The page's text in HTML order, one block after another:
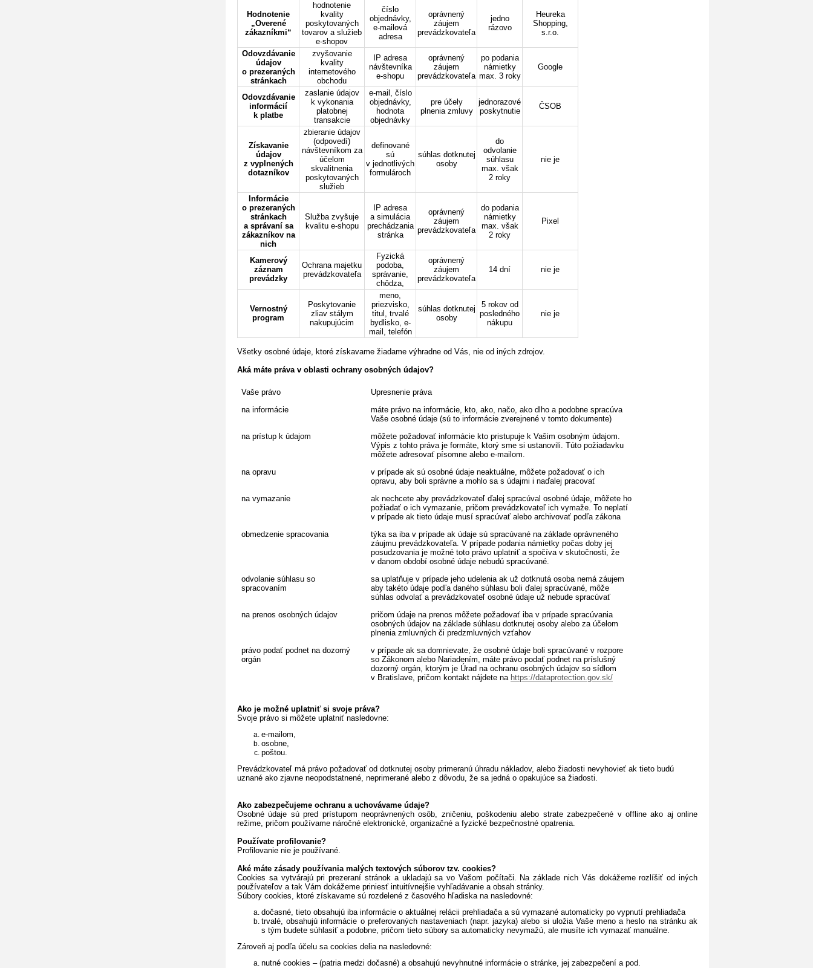
Hodnotenie
„Overené
zákazníkmi“
hodnotenie
kvality
poskytovaných
tovarov a služieb
e-shopov
číslo
objednávky,
e-mailová
adresa
oprávnený
záujem
prevádzkovateľa
jedno
rázovo
Heureka
Shopping,
s.r.o.
Odovzdávanie
údajov
o prezeraných
stránkach
zvyšovanie
kvality
internetového
obchodu
IP adresa
návštevníka
e-shopu
oprávnený
záujem
prevádzkovateľa
po podania
námietky
max. 3 roky
Google
Odovzdávanie
informácií
k platbe
zaslanie údajov
k vykonania
platobnej
transakcie
e-mail, číslo
objednávky,
hodnota
objednávky
pre účely
plnenia zmluvy
jednorazové
poskytnutie
ČSOB
Získavanie
údajov
z vyplnených
dotazníkov
zbieranie údajov
(odpovedí)
návštevníkom za
účelom
skvalitnenia
poskytovaných
služieb
definované
sú
v jednotlivých
formulároch
súhlas dotknutej
osoby
do
odvolanie
súhlasu
max. však
2 roky
nie je
Informácie
o prezeraných
stránkach
a správaní sa
zákazníkov na
nich
Služba zvyšuje
kvalitu e-shopu
IP adresa
a simulácia
prechádzania
stránka
oprávnený
záujem
prevádzkovateľa
do podania
námietky
max. však
2 roky
Pixel
Kamerový
záznam
prevádzky
Ochrana majetku
prevádzkovateľa
Fyzická
podoba,
správanie,
chôdza,
oprávnený
záujem
prevádzkovateľa
14 dní nie je
Vernostný
program
Poskytovanie
zliav stálym
nakupujúcim
meno,
priezvisko,
titul, trvalé
bydlisko, e-
mail, telefón
súhlas dotknutej
osoby
5 rokov od
posledného
nákupu
nie je
Všetky osobné údaje, ktoré získavame žiadame výhradne od Vás, nie od iných zdrojov.
Aká máte práva v oblasti ochrany osobných údajov?
Vaše právo
Upresnenie práva
na informácie
máte právo na informácie, kto, ako, načo, ako dlho a podobne spracúva
Vaše osobné údaje (sú to informácie zverejnené v tomto dokumente)
na prístup k údajom
môžete požadovať informácie kto pristupuje k Vašim osobným údajom.
Výpis z tohto práva je formáte, ktorý sme si ustanovili. Túto požiadavku
môžete adresovať písomne alebo e-mailom.
na opravu
v prípade ak sú osobné údaje neaktuálne, môžete požadovať o ich
opravu, aby boli správne a mohlo sa s údajmi i naďalej pracovať
na vymazanie
ak nechcete aby prevádzkovateľ ďalej spracúval osobné údaje, môžete ho
požiadať o ich vymazanie, pričom prevádzkovateľ ich vymaže. To neplatí
v prípade ak tieto údaje musí spracúvať alebo archivovať podľa zákona
obmedzenie spracovania
týka sa iba v prípade ak údaje sú spracúvané na základe oprávneného
záujmu prevádzkovateľa. V prípade podania námietky počas doby jej
posudzovania je možné toto právo uplatniť a spočíva v skutočnosti, že
v danom období osobné údaje nebudú spracúvané.
odvolanie súhlasu so
spracovaním
sa uplatňuje v prípade jeho udelenia ak už dotknutá osoba nemá záujem
aby takéto údaje podľa daného súhlasu boli ďalej spracúvané, môže
súhlas odvolať a prevádzkovateľ osobné údaje už nebude spracúvať
na prenos osobných údajov
pričom údaje na prenos môžete požadovať iba v prípade spracúvania
osobných údajov na základe súhlasu dotknutej osoby alebo za účelom
plnenia zmluvných či predzmluvných vzťahov
právo podať podnet na dozorný
orgán
v prípade ak sa domnievate, že osobné údaje boli spracúvané v rozpore
so Zákonom alebo Nariadením, máte právo podať podnet na príslušný
dozorný orgán, ktorým je Úrad na ochranu osobných údajov so sídlom
v Bratislave, pričom kontakt nájdete na https://dataprotection.gov.sk/
Ako je možné uplatniť si svoje práva?
Svoje právo si môžete uplatniť nasledovne:
e-mailom,
osobne,
poštou.
Prevádzkovateľ má právo požadovať od dotknutej osoby primeranú úhradu nákladov, alebo žiadosti nevyhovieť ak tieto budú
uznané ako zjavne neopodstatnené, neprimerané alebo z dôvodu, že sa jedná o opakujúce sa žiadosti.
Ako zabezpečujeme ochranu a uchovávame údaje?
Osobné údaje sú pred prístupom neoprávnených osôb, zničeniu, poškodeniu alebo strate zabezpečené v offline ako aj online
režime, pričom používame náročné elektronické, organizačné a fyzické bezpečnostné opatrenia.
Používate profilovanie?
Profilovanie nie je používané.
Aké máte zásady používania malých textových súborov tzv. cookies?
Cookies sa vytvárajú pri prezeraní stránok a ukladajú sa vo Vašom počítači. Na základe nich Vás dokážeme rozlíšiť od iných
používateľov a tak Vám dokážeme priniesť intuitívnejšie vyhľadávanie a obsah stránky.
Súbory cookies, ktoré získavame sú rozdelené z časového hľadiska na nasledovné:
dočasné, tieto obsahujú iba informácie o aktuálnej relácii prehliadača a sú vymazané automaticky po vypnutí prehliadača
trvalé, obsahujú informácie o preferovaných nastaveniach (napr. jazyka) alebo si uložia Vaše meno a heslo na stránku ak
s tým budete súhlasiť a podobne, pričom tieto súbory sa automaticky nevymažú, ale musíte ich vymazať manuálne.
Zároveň aj podľa účelu sa cookies delia na nasledovné:
nutné cookies – (patria medzi dočasné) a obsahujú nevyhnutné informácie o stránke, jej zabezpečení a pod.